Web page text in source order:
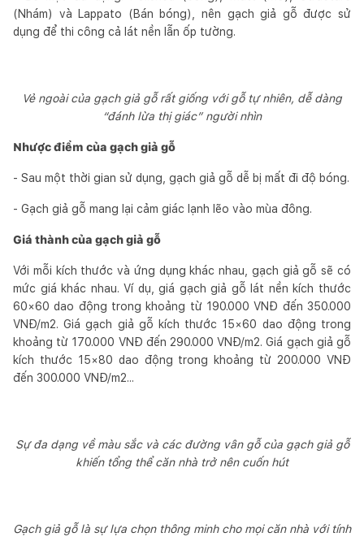
(Nhám) và Lappato (Bán bóng), nên gạch giả gỗ được sử
dụng để thi công cả lát nền lẫn ốp tường.
Vẻ ngoài của gạch giả gỗ rất giống với gỗ tự nhiên, dễ dàng
“đánh lừa thị giác” người nhìn
Nhược điểm của gạch giả gỗ
- Sau một thời gian sử dụng, gạch giả gỗ dễ bị mất đi độ bóng.
- Gạch giả gỗ mang lại cảm giác lạnh lẽo vào mùa đông.
Giá thành của gạch giả gỗ
Với mỗi kích thước và ứng dụng khác nhau, gạch giả gỗ sẽ có
mức giá khác nhau. Ví dụ, giá gạch giả gỗ lát nền kích thước
60×60 dao động trong khoảng từ 190.000 VNĐ đến 350.000
VNĐ/m2. Giá gạch giả gỗ kích thước 15×60 dao động trong
khoảng từ 170.000 VNĐ đến 290.000 VNĐ/m2. Giá gạch giả gỗ
kích thước 15×80 dao động trong khoảng từ 200.000 VNĐ
đến 300.000 VNĐ/m2...
Sự đa dạng về màu sắc và các đường vân gỗ của gạch giả gỗ
khiến tổng thể căn nhà trở nên cuốn hút
Gạch giả gỗ là sự lựa chọn thông minh cho mọi căn nhà với tính